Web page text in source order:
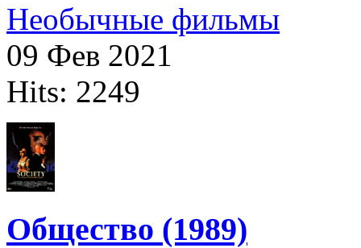
Необычные фильмы
09 Фев 2021
Hits: 2249
Общество (1989)